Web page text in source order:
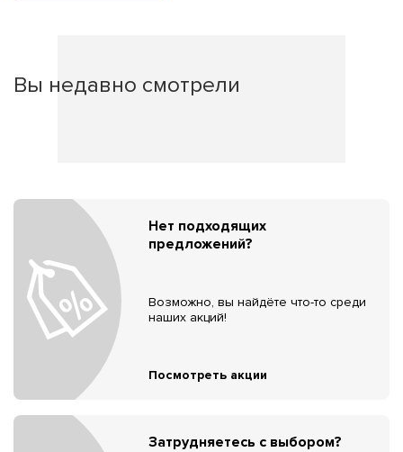
Вы недавно смотрели
Нет подходящих
предложений?
Возможно, вы найдёте что-то среди
наших акций!
Посмотреть акции
Затрудняетесь с выбором?